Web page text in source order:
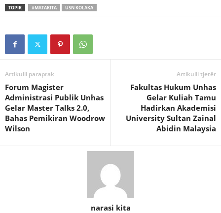
TOPIK #MATAKITA USN KOLAKA
Artikulli paraprak
Forum Magister
Administrasi Publik Unhas
Gelar Master Talks 2.0,
Bahas Pemikiran Woodrow
Wilson
Artikulli tjetër
Fakultas Hukum Unhas
Gelar Kuliah Tamu
Hadirkan Akademisi
University Sultan Zainal
Abidin Malaysia
narasi kita